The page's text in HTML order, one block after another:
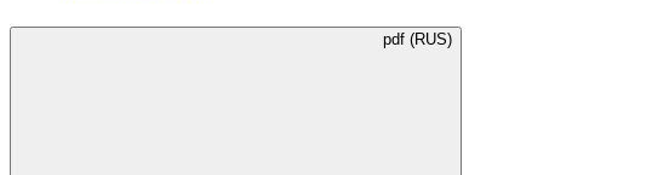
pdf (RUS)